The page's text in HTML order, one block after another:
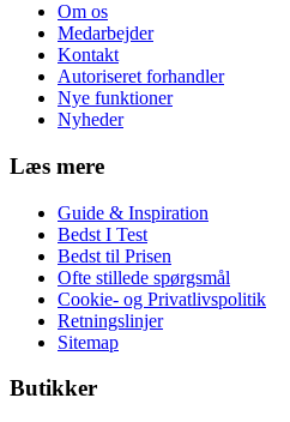
Om os
Medarbejder
Kontakt
Autoriseret forhandler
Nye funktioner
Nyheder
Læs mere
Guide & Inspiration
Bedst I Test
Bedst til Prisen
Ofte stillede spørgsmål
Cookie- og Privatlivspolitik
Retningslinjer
Sitemap
Butikker